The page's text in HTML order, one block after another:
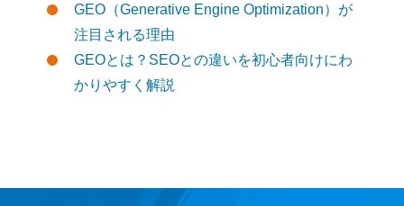
GEO（Generative Engine Optimization）が
注目される理由
GEOとは？SEOとの違いを初心者向けにわ
かりやすく解説